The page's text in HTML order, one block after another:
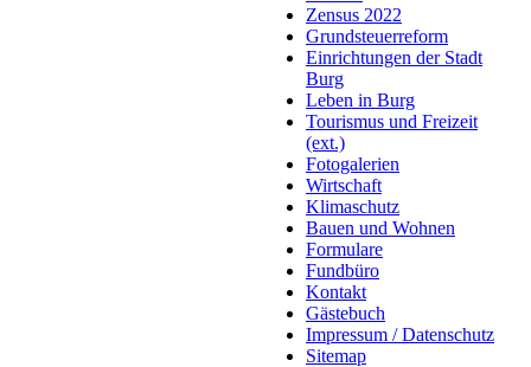
Zensus 2022
Grundsteuerreform
Einrichtungen der Stadt
Burg
Leben in Burg
Tourismus und Freizeit
(ext.)
Fotogalerien
Wirtschaft
Klimaschutz
Bauen und Wohnen
Formulare
Fundbüro
Kontakt
Gästebuch
Impressum / Datenschutz
Sitemap